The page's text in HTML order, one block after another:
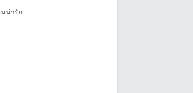
นน่ารัก